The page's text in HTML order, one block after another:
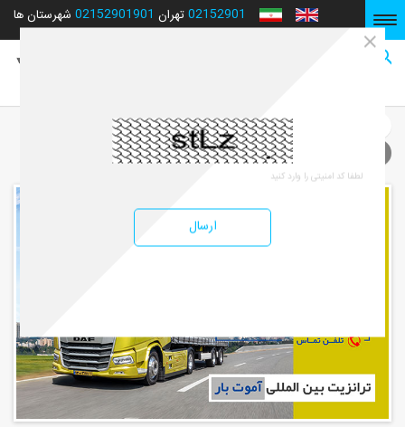
تهران 02152901901 02152901
ترانزیت و ترابر
باربری ترانزیت | حمل و نقل بین المللی اصفهان | آموت بار
ارسال